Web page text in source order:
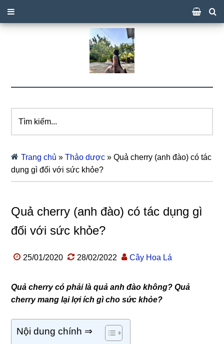
kiếm...
Trang chủ »Thảo dược »Quả cherry (anh đào) có tác
dụng gì đối với sức khỏe?
Quả cherry (anh đào) có tác dụng gì
đối với sức khỏe?
25/01/2020 28/02/2022 Cây Hoa Lá
Quả cherry có phải là quả anh đào không? Quả
cherry mang lại lợi ích gì cho sức khỏe?
Nội dung chính ⇒